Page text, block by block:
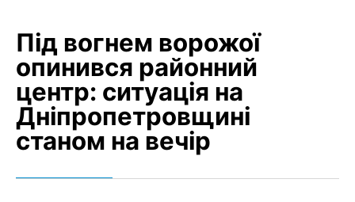
Під вогнем ворожої
опинився районний
центр: ситуація на
Дніпропетровщині
станом на вечір